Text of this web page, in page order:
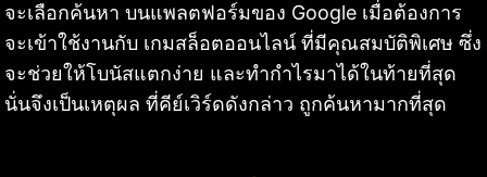
จะเลือกค้นหา บนแพลตฟอร์มของ Google เมื่อต้องการ
จะเข้าใช้งานกับ เกมสล็อตออนไลน์ ที่มีคุณสมบัติพิเศษ ซึ่ง
จะช่วยให้โบนัสแตกง่าย และทำกำไรมาได้ในท้ายที่สุด
นั่นจึงเป็นเหตุผล ที่คีย์เวิร์ดดังกล่าว ถูกค้นหามากที่สุด